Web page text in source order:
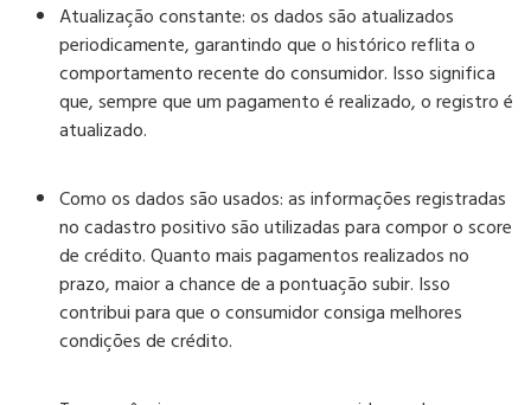
Atualização constante:os dados são atualizados
periodicamente, garantindo que o histórico reflita o
comportamento recente do consumidor. Isso significa
que, sempre que um pagamento é realizado, o registro é
atualizado.
Como os dados são usados:as informações registradas
no cadastro positivo são utilizadas para compor o score
de crédito. Quanto mais pagamentos realizados no
prazo, maior a chance de a pontuação subir. Isso
contribui para que o consumidor consiga melhores
condições de crédito.